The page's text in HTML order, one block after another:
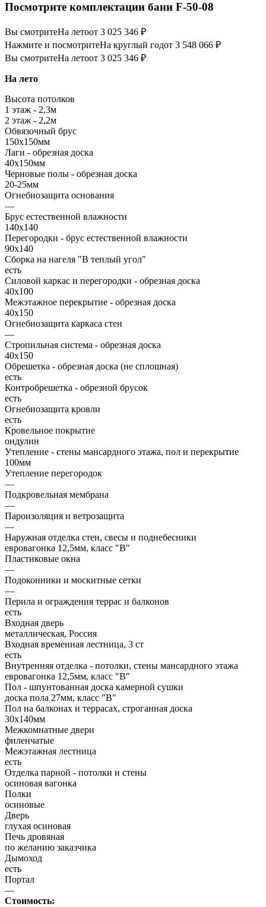
Посмотрите комплектации бани F-50-08
Вы смотритеНа летоот 3 025 346 ₽
Нажмите и посмотритеНа круглый годот 3 548 066 ₽
Вы смотритеНа летоот 3 025 346 ₽
На лето
Высота потолков
1 этаж - 2,3м
2 этаж - 2,2м
Обвязочный брус
150х150мм
Лаги - обрезная доска
40х150мм
Черновые полы - обрезная доска
20-25мм
Огнебиозащита основания
—
Брус естественной влажности
140х140
Перегородки - брус естественной влажности
90х140
Сборка на нагеля "В теплый угол"
есть
Силовой каркас и перегородки - обрезная доска
40х100
Межэтажное перекрытие - обрезная доска
40х150
Огнебиозащита каркаса стен
—
Стропильная система - обрезная доска
40х150
Обрешетка - обрезная доска (не сплошная)
есть
Контробрешетка - обрезной брусок
есть
Огнебиозащита кровли
есть
Кровельное покрытие
ондулин
Утепление - стены мансардного этажа, пол и перекрытие
100мм
Утепление перегородок
—
Подкровельная мембрана
—
Пароизоляция и ветрозащита
—
Наружная отделка стен, свесы и поднебесники
евровагонка 12,5мм, класс "В"
Пластиковые окна
—
Подоконники и москитные сетки
—
Перила и ограждения террас и балконов
есть
Входная дверь
металлическая, Россия
Входная временная лестница, 3 ст
есть
Внутренняя отделка - потолки, стены мансардного этажа
евровагонка 12,5мм, класс "В"
Пол - шпунтованная доска камерной сушки
доска пола 27мм, класс "B"
Пол на балконах и террасах, строганная доска
30x140мм
Межкомнатные двери
филенчатые
Межэтажная лестница
есть
Отделка парной - потолки и стены
осиновая вагонка
Полки
осиновые
Дверь
глухая осиновая
Печь дровяная
по желанию заказчика
Дымоход
есть
Портал
—
Стоимость: